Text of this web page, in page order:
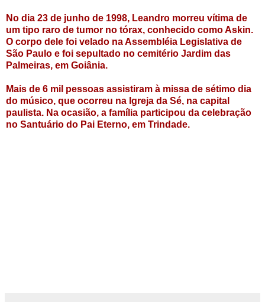
No dia 23 de junho de 1998, Leandro morreu vítima de
um tipo raro de tumor no tórax, conhecido como Askin.
O corpo dele foi velado na Assembléia Legislativa de
São Paulo e foi sepultado no cemitério Jardim das
Palmeiras, em Goiânia.
Mais de 6 mil pessoas assistiram à missa de sétimo dia
do músico, que ocorreu na Igreja da Sé, na capital
paulista. Na ocasião, a família participou da celebração
no Santuário do Pai Eterno, em Trindade.